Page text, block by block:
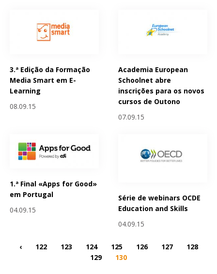
3.ª Edição da Formação
Media Smart em E-
Learning
08.09.15
Academia European
Schoolnet abre
inscrições para os novos
cursos de Outono
07.09.15
1.ª Final «Apps for Good»
em Portugal
04.09.15
Série de webinars OCDE
Education and Skills
04.09.15
‹ 122 123 124 125 126 127
128
129
130